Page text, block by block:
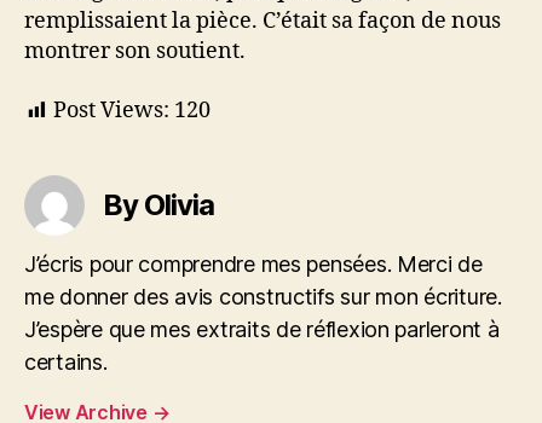
remplissaient la pièce. C’était sa façon de nous
montrer son soutient.
Post Views: 120
By Olivia
J’écris pour comprendre mes pensées. Merci de
me donner des avis constructifs sur mon écriture.
J’espère que mes extraits de réflexion parleront à
certains.
View Archive →